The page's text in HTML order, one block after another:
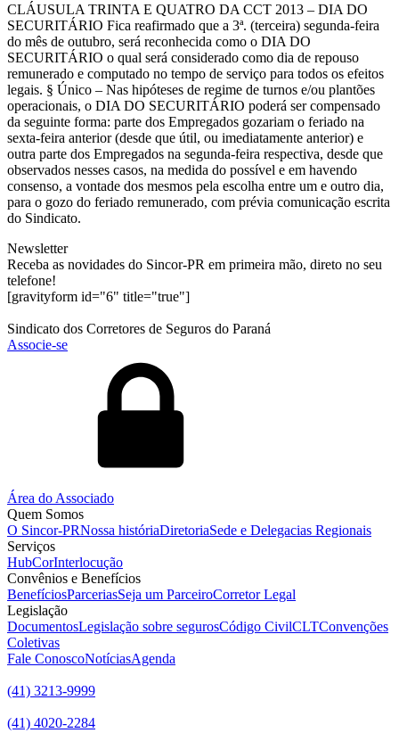
CLÁUSULA TRINTA E QUATRO DA CCT 2013 – DIA DO
SECURITÁRIO Fica reafirmado que a 3ª. (terceira) segunda-feira
do mês de outubro, será reconhecida como o DIA DO
SECURITÁRIO o qual será considerado como dia de repouso
remunerado e computado no tempo de serviço para todos os efeitos
legais. § Único – Nas hipóteses de regime de turnos e/ou plantões
operacionais, o DIA DO SECURITÁRIO poderá ser compensado
da seguinte forma: parte dos Empregados gozariam o feriado na
sexta-feira anterior (desde que útil, ou imediatamente anterior) e
outra parte dos Empregados na segunda-feira respectiva, desde que
observados nesses casos, na medida do possível e em havendo
consenso, a vontade dos mesmos pela escolha entre um e outro dia,
para o gozo do feriado remunerado, com prévia comunicação escrita
do Sindicato.
Newsletter
Receba as novidades do Sincor-PR em primeira mão, direto no seu
telefone!
[gravityform id="6" title="true"]
Sindicato dos Corretores de Seguros do Paraná
Associe-se
Área do Associado
Quem Somos
O Sincor-PRNossa históriaDiretoriaSede e Delegacias Regionais
Serviços
HubCorInterlocução
Convênios e Benefícios
BenefíciosParceriasSeja um ParceiroCorretor Legal
Legislação
DocumentosLegislação sobre segurosCódigo CivilCLTConvenções
Coletivas
Fale ConoscoNotíciasAgenda
(41) 3213-9999
(41) 4020-2284